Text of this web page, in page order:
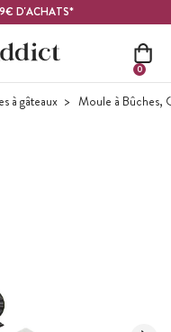
D'ACHATS*
0
à gâteaux Moule à Bûches,